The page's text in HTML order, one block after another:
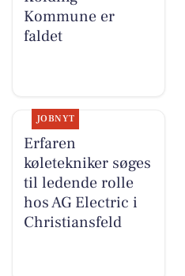
Kommune er
faldet
JOBNYT
Erfaren
køletekniker søges
til ledende rolle
hos AG Electric i
Christiansfeld